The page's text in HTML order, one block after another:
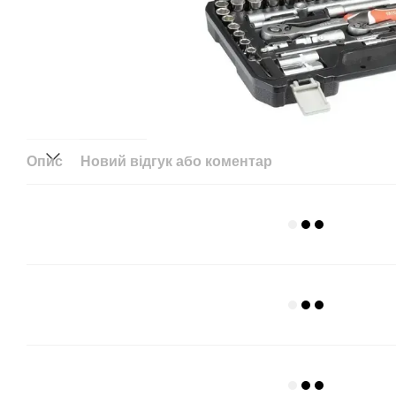
Опис Новий відгук або коментар